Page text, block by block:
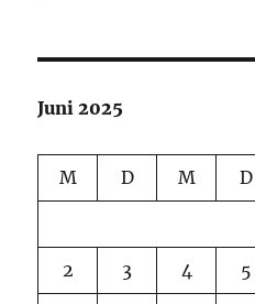
Juni 2025
M D M D
2 3 4 5